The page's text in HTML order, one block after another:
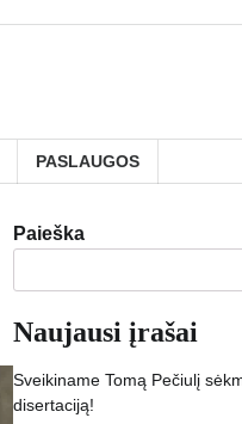
PASLAUGOS
Paieška
Naujausi įrašai
Sveikiname Tomą Pečiulį
disertaciją!